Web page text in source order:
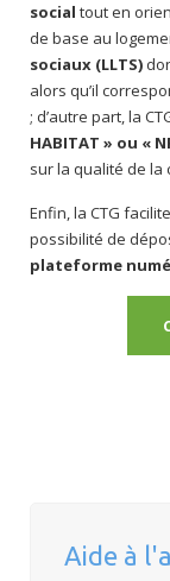
social tout en
de base au
sociaux (LLTS)
alors qu’il
; d’autre part, la
HABITAT » ou «
sur la qualité de la
Enfin, la CTG
possibilité de
plateforme
Aide à